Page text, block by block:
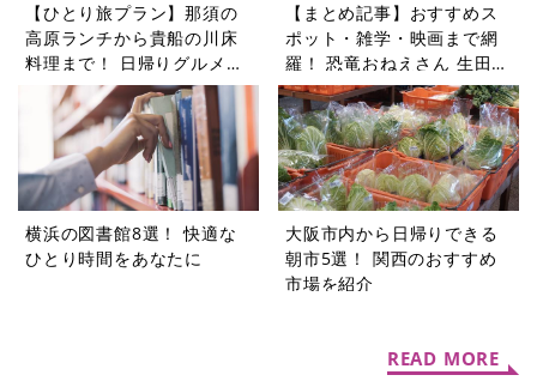
【ひとり旅プラン】那須の
高原ランチから貴船の川床
料理まで！ 日帰りグルメ旅
5選
【まとめ記事】おすすめス
ポット・雑学・映画まで網
羅！ 恐竜おねえさん 生田晴
香の恐竜コラム9選
横浜の図書館8選！ 快適な
ひとり時間をあなたに
大阪市内から日帰りできる
朝市5選！ 関西のおすすめ
市場を紹介
READ MORE